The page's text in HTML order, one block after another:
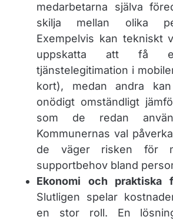
medarbetarna själva
skilja mellan olika
Exempelvis kan tekniskt
uppskatta att få
tjänstelegitimation i
kort), medan andra
onödigt omständligt
som de redan
Kommunernas val
de väger risken för
supportbehov bland
Ekonomi och praktiska
Slutligen spelar
en stor roll. En